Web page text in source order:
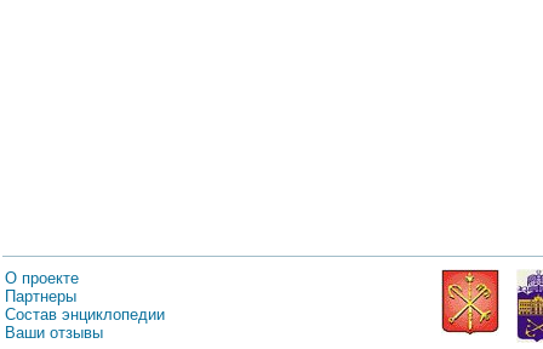
О проекте
Партнеры
Состав энциклопедии
Ваши отзывы